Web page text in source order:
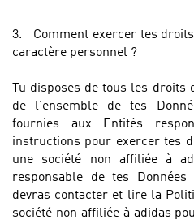
3.
Comment exercer tes
caractère personnel ?
Tu disposes de tous les
de l'ensemble de tes
fournies aux Entités
instructions pour exercer tes
une société non affiliée à
responsable de tes
devras contacter et lire la
société non affiliée à adidas